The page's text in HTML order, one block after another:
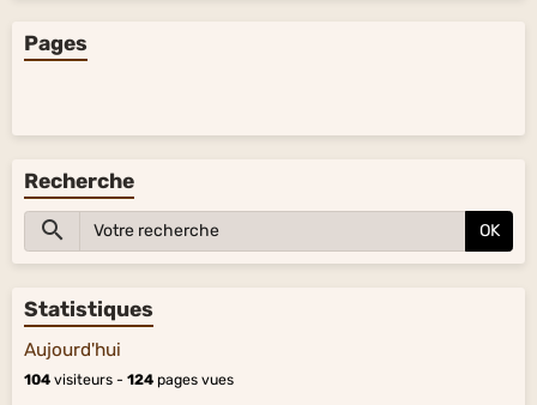
Pages
Recherche
OK
Statistiques
Aujourd'hui
104 visiteurs - 124 pages vues